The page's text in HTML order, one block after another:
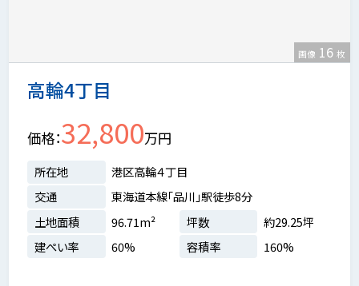
高輪4丁目
画像 16 枚
価格 32,800万円
所在地
港区高輪４丁目
交通
東海道本線「品川」駅徒歩8分
土地面積
96.71m² 坪数
約29.25坪
建ぺい率
60% 容積率 160%